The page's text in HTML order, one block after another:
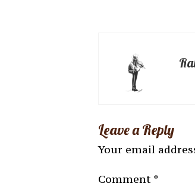
Leave a Reply
Your email
Comment *